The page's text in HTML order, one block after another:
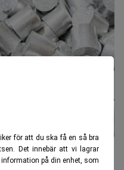
för att du ska få en så bra
Det innebär att vi lagrar
på din enhet, som
har problem med
Howard /AP/Stian Lysberg